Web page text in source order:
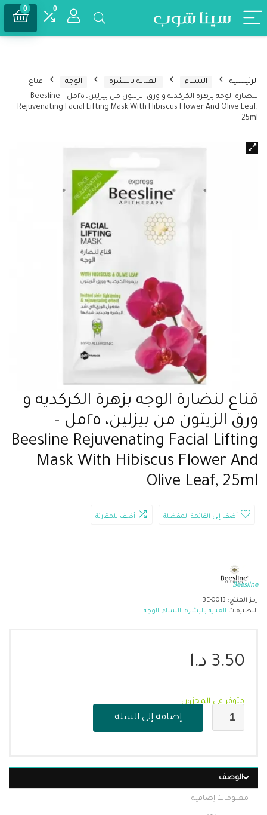
0
0
الرئيسية النساء العناية بالبشرة الوجه
قناع
لنضارة الوجه بزهرة الكركديه و ورق الزيتون من بيزلين، ٢٥مل – Beesline
Rejuvenating Facial Lifting Mask With Hibiscus Flower And Olive Leaf,
25ml
قناع لنضارة الوجه بزهرة الكركديه و
ورق الزيتون من بيزلين، ٢٥مل –
Beesline Rejuvenating Facial Lifting
Mask With Hibiscus Flower And
Olive Leaf, 25ml
أضف إلى القائمة المفضلة أضف للمقارنة
Beesline
رمز المنتج: BE-0013
التصنيفات العناية بالبشرة, النساء, الوجه
3.50 د.ا
متوفر في المخزون
إضافة إلى السلة
الوصف
معلومات إضافية